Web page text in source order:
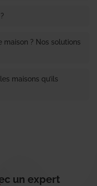
maison ? Nos solutions
maisons qu’ils
un expert